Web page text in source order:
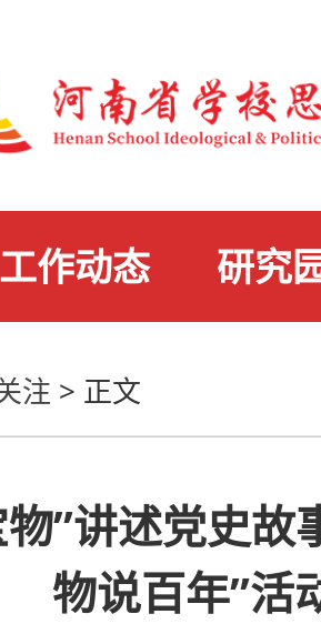
工作动态 研究
注 > 正文
”讲述党史故
物说百年”活